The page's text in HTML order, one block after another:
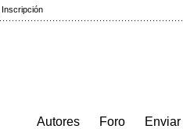
Inscripción
Autores
Foro